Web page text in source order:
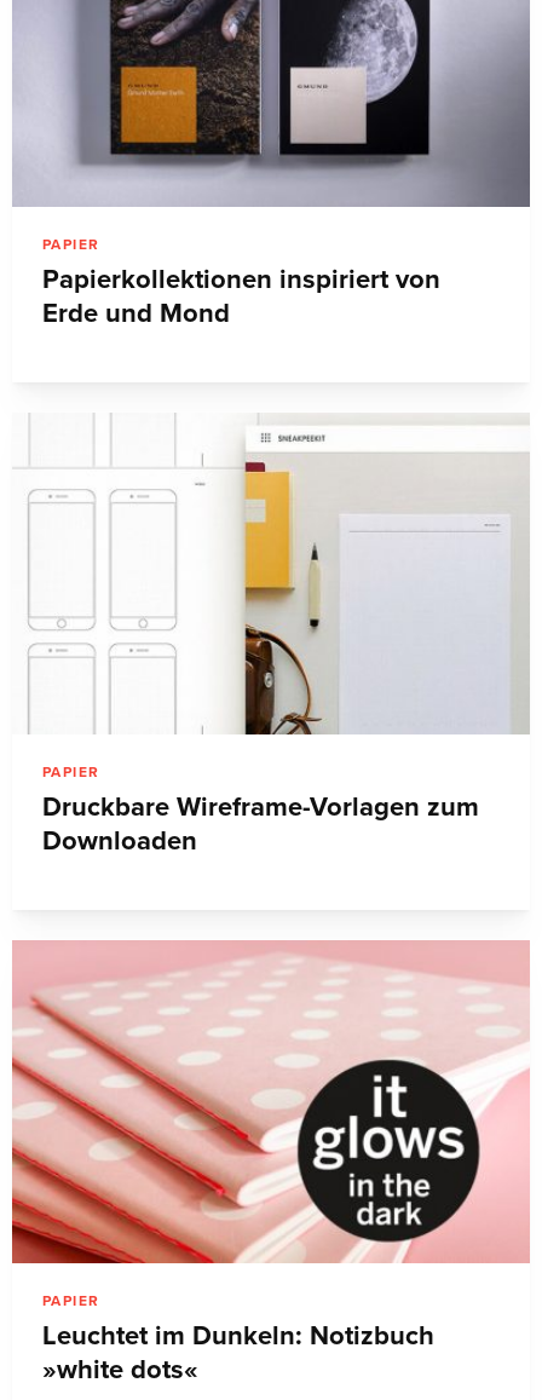
PAPIER
Papierkollektionen inspiriert von
Erde und Mond
PAPIER
Druckbare Wireframe-Vorlagen zum
Downloaden
PAPIER
Leuchtet im Dunkeln: Notizbuch
»white dots«